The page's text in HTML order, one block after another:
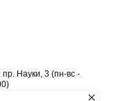
вышивкой
оригинальность.
пр. Науки, 3 (пн-вс -